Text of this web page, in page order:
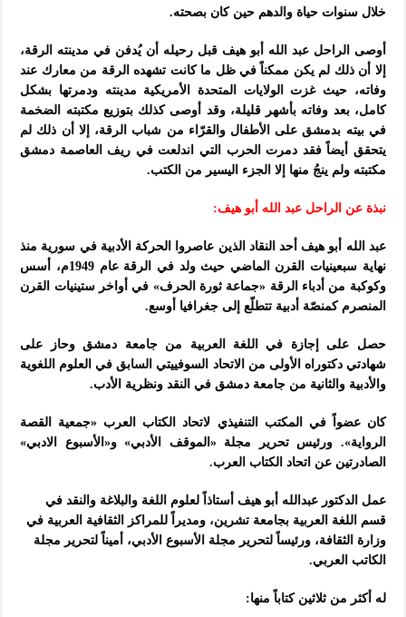
خلال سنوات حياة والدهم حين كان بصحته.
أوصى الراحل عبد الله أبو هيف قبل رحيله أن يُدفن في مدينته الرقة،
إلا أن ذلك لم يكن ممكناً في ظل ما كانت تشهده الرقة من معارك عند
وفاته، حيث غزت الولايات المتحدة الأمريكية مدينته ودمرتها بشكل
كامل، بعد وفاته بأشهر قليلة، وقد أوصى كذلك بتوزيع مكتبته الضخمة
في بيته بدمشق على الأطفال والقرّاء من شباب الرقة، إلا أن ذلك لم
يتحقق أيضاً فقد دمرت الحرب التي اندلعت في ريف العاصمة دمشق
مكتبته ولم ينجُ منها إلا الجزء اليسير من الكتب.
نبذة عن الراحل عبد الله أبو هيف:
عبد الله أبو هيف أحد النقاد الذين عاصروا الحركة الأدبية في سورية منذ
نهاية سبعينيات القرن الماضي حيث ولد في الرقة عام 1949م، أسس
وكوكبة من أدباء الرقة «جماعة ثورة الحرف» في أواخر ستينيات القرن
المنصرم كمنصّة أدبية تتطلّع إلى جغرافيا أوسع.
حصل على إجازة في اللغة العربية من جامعة دمشق وحاز على
شهادتي دكتوراه الأولى من الاتحاد السوفييتي السابق في العلوم اللغوية
والأدبية والثانية من جامعة دمشق في النقد ونظرية الأدب.
كان عضواً في المكتب التنفيذي لاتحاد الكتاب العرب «جمعية القصة
الرواية». ورئيس تحرير مجلة «الموقف الأدبي» و«الأسبوع الادبي»
الصادرتين عن اتحاد الكتاب العرب.
عمل الدكتور عبدالله أبو هيف أستاذاً لعلوم اللغة والبلاغة والنقد في
قسم اللغة العربية بجامعة تشرين، ومديراً للمراكز الثقافية العربية في
وزارة الثقافة، ورئيساً لتحرير مجلة الأسبوع الأدبي، أميناً لتحرير مجلة
الكاتب العربي.
له أكثر من ثلاثين كتاباً منها: